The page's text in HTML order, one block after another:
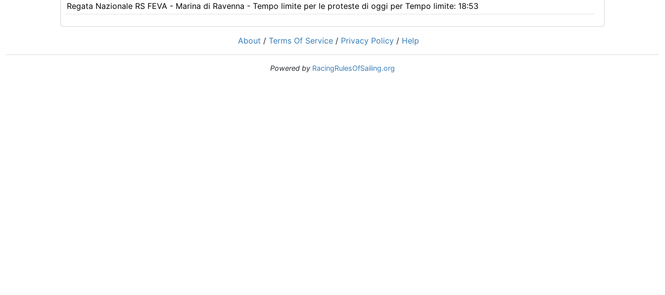
Regata Nazionale RS FEVA - Marina di Ravenna - Tempo limite per le proteste di oggi per Tempo limite: 18:53
About / Terms Of Service / Privacy Policy / Help
Powered by RacingRulesOfSailing.org